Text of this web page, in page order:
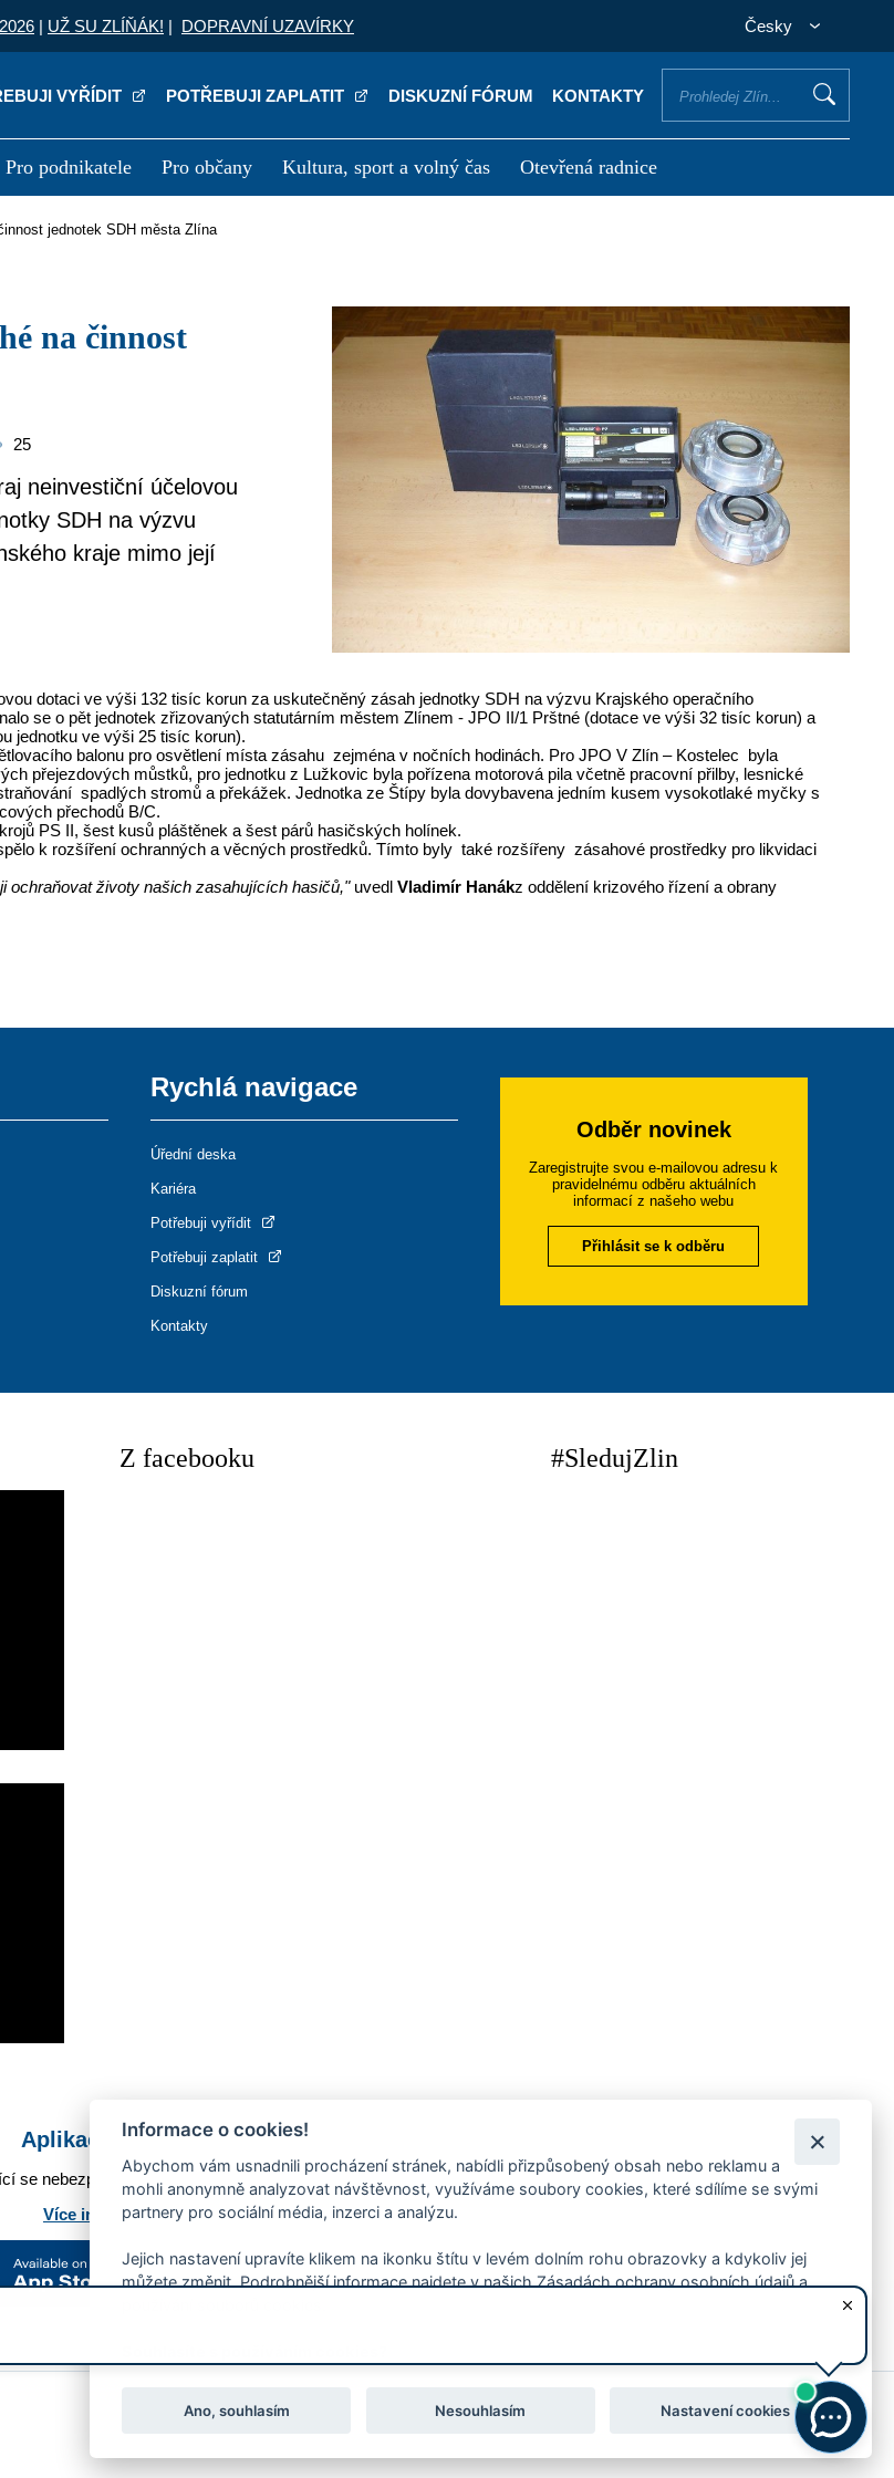
| UŽ SU ZLÍŇÁK! | DOPRAVNÍ UZAVÍRKY Česky
VYŘÍDIT POTŘEBUJI ZAPLATIT DISKUZNÍ FÓRUM KONTAKTY
Pro podnikatele Pro občany Kultura, sport a volný čas Otevřená radnice
Kariéra
jednotek SDH města Zlína
25
neinvestiční účelovou
SDH na výzvu
kraje mimo její
dotaci ve výši 132 tisíc korun za uskutečněný zásah jednotky SDH na výzvu Krajského operačního
se o pět jednotek zřizovaných statutárním městem Zlínem - JPO II/1 Prštné (dotace ve výši 32 tisíc korun) a
jednotku ve výši 25 tisíc korun).
balonu pro osvětlení místa zásahu zejména v nočních hodinách. Pro JPO V Zlín – Kostelec byla
přejezdových můstků, pro jednotku z Lužkovic byla pořízena motorová pila včetně pracovní přilby, lesnické
spadlých stromů a překážek. Jednotka ze Štípy byla dovybavena jedním kusem vysokotlaké myčky s
přechodů B/C.
PS II, šest kusů pláštěnek a šest párů hasičských holínek.
k rozšíření ochranných a věcných prostředků. Tímto byly také rozšířeny zásahové prostředky pro likvidaci
ochraňovat životy našich zasahujících hasičů,"uvedlVladimír Hanákz oddělení krizového řízení a obrany
Rychlá navigace
Úřední deska
Kariéra
Potřebuji vyřídit
Potřebuji zaplatit
Diskuzní fórum
Kontakty
Odběr novinek
Zaregistrujte svou e-mailovou adresu k
pravidelnému odběru aktuálních
informací z našeho webu
Přihlásit se k odběru
Z facebooku #SledujZlin
Aplikace Mobilní rozhlas
se nebezpečí, odstávky, poruchy a výpadky energií, ankety, pozvánky na kulturní a sportovní akce?
Více informací o aplikaci
webmaster@zlin.eu
Informace o cookies!
Abychom vám usnadnili procházení stránek, nabídli přizpůsobený obsah nebo reklamu a
mohli anonymně analyzovat návštěvnost, využíváme soubory cookies, které sdílíme se svými
partnery pro sociální média, inzerci a analýzu.
Jejich nastavení upravíte klikem na ikonku štítu v levém dolním rohu obrazovky a kdykoliv jej
můžete změnit. Podrobnější informace najdete v našich Zásadách ochrany osobních údajů a
Ano, souhlasím Nesouhlasím Nastavení cookies